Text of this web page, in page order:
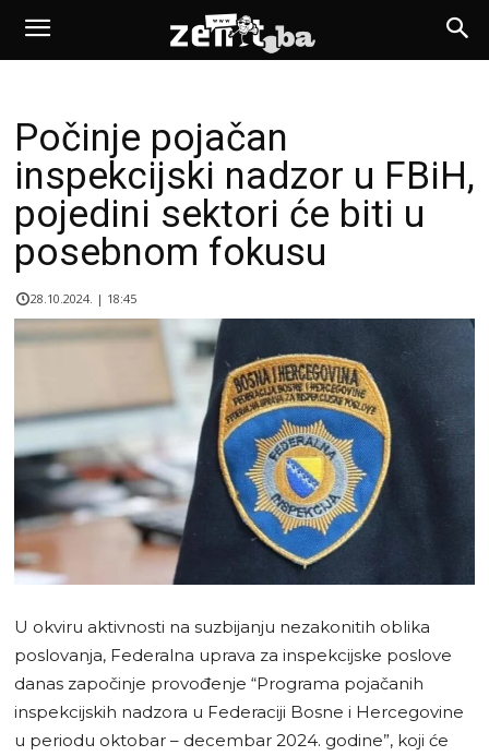
Počinje pojačan
inspekcijski nadzor u FBiH,
pojedini sektori će biti u
posebnom fokusu
28.10.2024. | 18:45
U okviru aktivnosti na suzbijanju nezakonitih oblika
poslovanja, Federalna uprava za inspekcijske poslove
danas započinje provođenje “Programa pojačanih
inspekcijskih nadzora u Federaciji Bosne i Hercegovine
u periodu oktobar – decembar 2024. godine”, koji će